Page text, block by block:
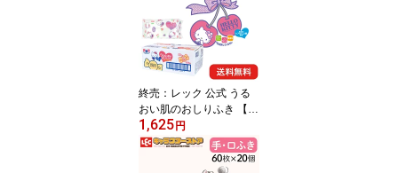
ーパンツ お姉さんパンツ
お姉さんおむつ おしゃれ
可愛い かわいい ピンク
日本製 HELLO KITTY
終売：レック 公式 うる
おい肌のおしりふき 【
ハローキティ 】 80枚x12
個 【ケース販売 960枚】
送料無料 ベビーワイプ
1,625 円